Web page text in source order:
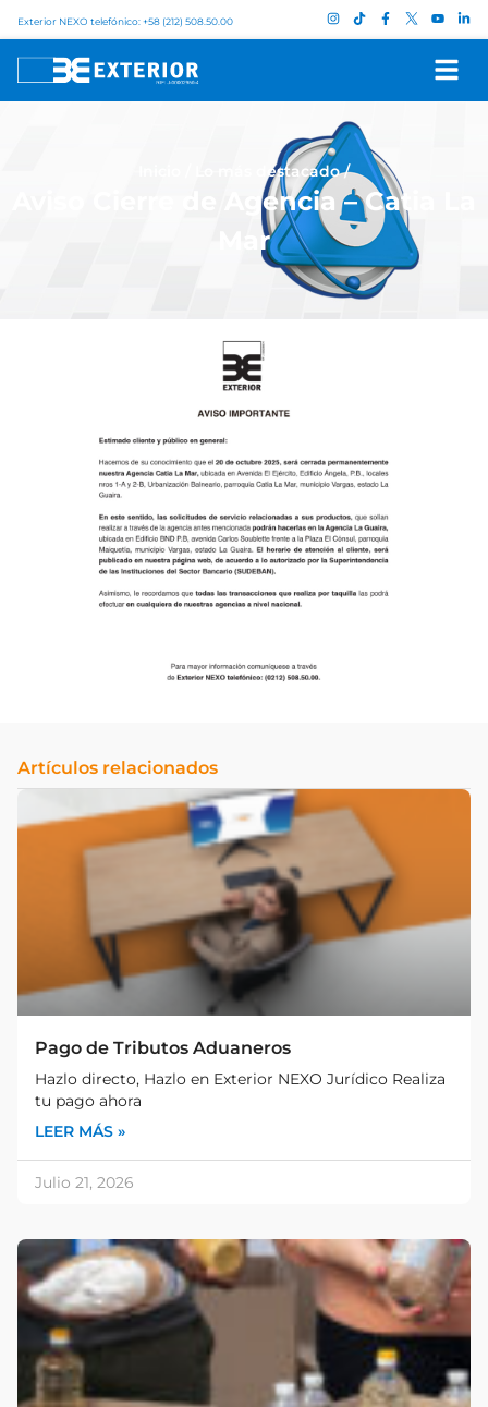
Exterior NEXO telefónico: +58 (212) 508.50.00
Lo más destacado/
Aviso Cierre de Agencia – Catia La
Mar
Artículos relacionados
Pago de Tributos Aduaneros
Hazlo directo, Hazlo en Exterior NEXO Jurídico Realiza
tu pago ahora
LEER MÁS »
Julio 21, 2026